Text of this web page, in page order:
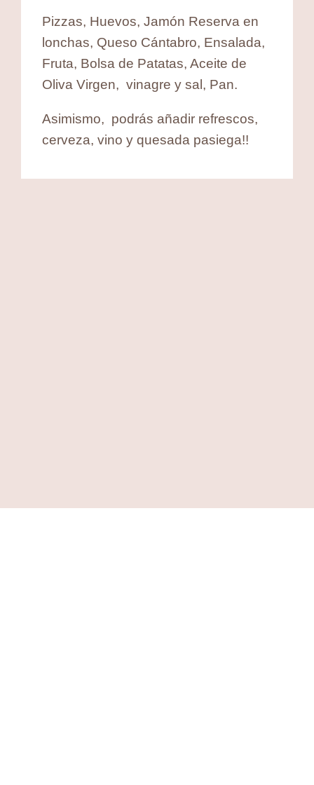
Pizzas, Huevos, Jamón Reserva en
lonchas, Queso Cántabro, Ensalada,
Fruta, Bolsa de Patatas, Aceite de
Oliva Virgen, vinagre y sal, Pan.
Asimismo, podrás añadir refrescos,
cerveza, vino y quesada pasiega!!